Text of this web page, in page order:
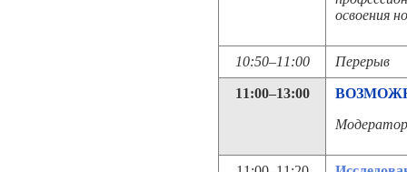
освоения
10:50–11:00 Перерыв
11:00–13:00